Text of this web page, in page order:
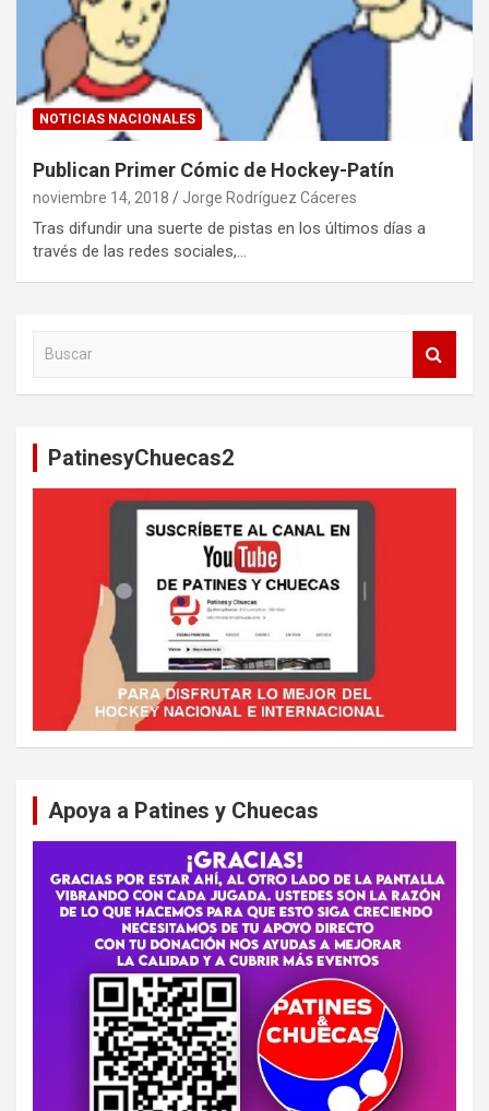
NOTICIAS NACIONALES
Publican Primer Cómic de Hockey-Patín
noviembre 14, 2018 Jorge Rodríguez Cáceres
Tras difundir una suerte de pistas en los últimos días a
través de las redes sociales,…
PatinesyChuecas2
Apoya a Patines y Chuecas